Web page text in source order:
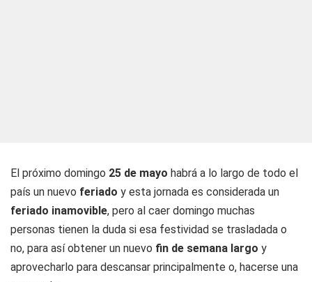
El próximo domingo 25 de mayo habrá a lo largo de todo el
país un nuevo feriado y esta jornada es considerada un
feriado inamovible, pero al caer domingo muchas
personas tienen la duda si esa festividad se trasladada o
no, para así obtener un nuevo fin de semana largo y
aprovecharlo para descansar principalmente o, hacerse una